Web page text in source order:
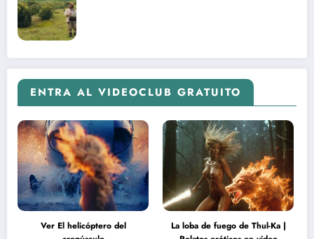
ENTRA AL VIDEOCLUB GRATUITO
Ver El helicóptero del
La loba de fuego de Thul-Ka |